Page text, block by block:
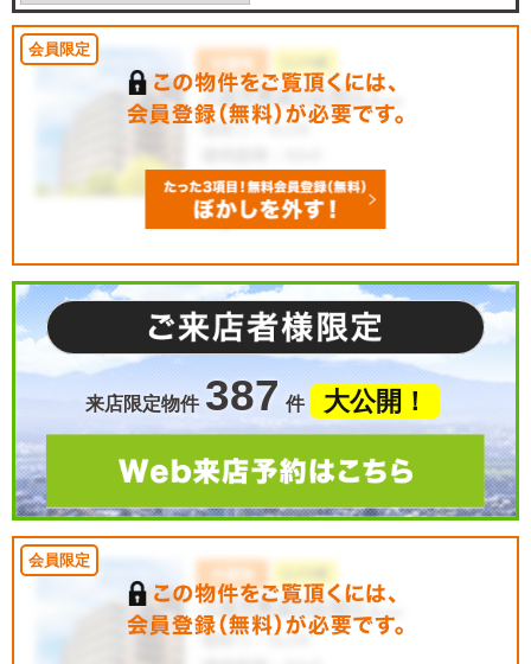
来店限定物件 387 件 大公開！